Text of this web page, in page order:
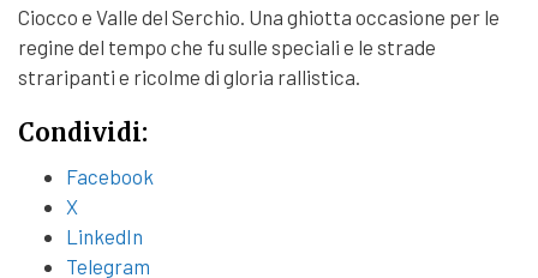
Ciocco e Valle del Serchio. Una ghiotta occasione per le
regine del tempo che fu sulle speciali e le strade
straripanti e ricolme di gloria rallistica.
Condividi:
Facebook
X
LinkedIn
Telegram